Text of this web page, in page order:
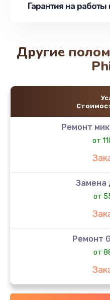
Гарантия на работы
Другие
Ремонт
от
Замена
от
Ремонт
от
Замена